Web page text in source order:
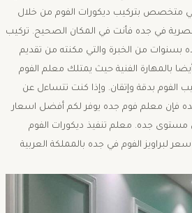
بتركيب ديكورات الفوم من خلال
في جده فأنت في المكان الصحيح. تركيب
من الخبرة والتي مكنته من تقديم
بالمهارة الفنية حيث يمتلك معلم الفوم
الفوم بدقة وإتقان. وإذا كنت تتساءل عن
فإن معلم فوم جده يوفر لكم أفضل اسعار
مستوى جده. معلم تنفيذ ديكورات الفوم
لبراويز الفوم في جده بالمملكة العربية